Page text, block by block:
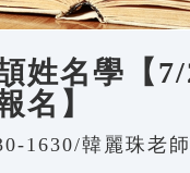
姓名學【
名】
1630/韓麗珠老師